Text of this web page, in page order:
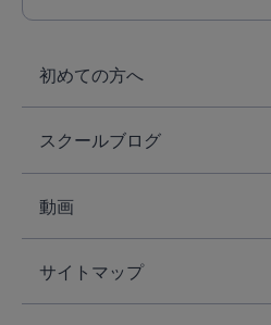
初めての方へ
スクールブログ
動画
サイトマップ